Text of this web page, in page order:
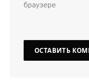
браузере